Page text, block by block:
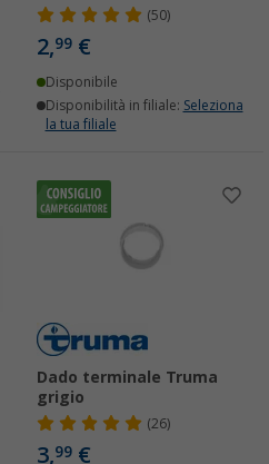
(50)
2,99 €
Disponibile
Disponibilità in filiale: Seleziona
la tua filiale
Dado terminale Truma
grigio
(26)
3,99 €